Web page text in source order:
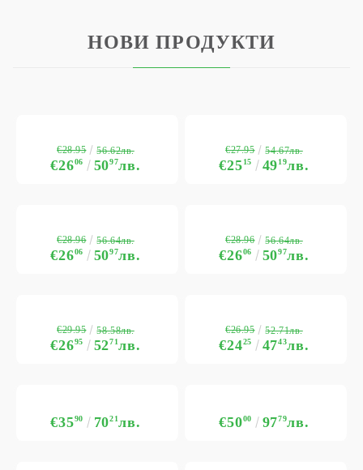
НОВИ ПРОДУКТИ
€2606 5097лв.
€28.95 56.62лв.
€2515 4919лв.
€27.95 54.67лв.
€2606 5097лв.
€28.96 56.64лв.
€2606 5097лв.
€28.96 56.64лв.
€2695 5271лв.
€29.95 58.58лв.
€2425 4743лв.
€26.95 52.71лв.
€3590 7021лв. €5000 9779лв.